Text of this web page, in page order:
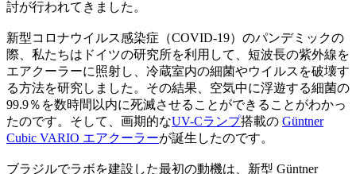
討が行われてきました。
新型コロナウイルス感染症（COVID-19）のパンデミックの
際、私たちはドイツの研究所を利用して、短波長の紫外線を
エアクーラーに照射し、冷蔵室内の細菌やウイルスを破壊す
る方法を研究しました。その結果、空気中に浮遊する細菌の
99.9％を数時間以内に死滅させることができることがわかっ
たのです。そして、画期的なUV-Cランプ搭載の Güntner
Cubic VARIO エアクーラーが誕生したのです。
ブラジルでラボを建設した最初の動機は、新型 Güntner